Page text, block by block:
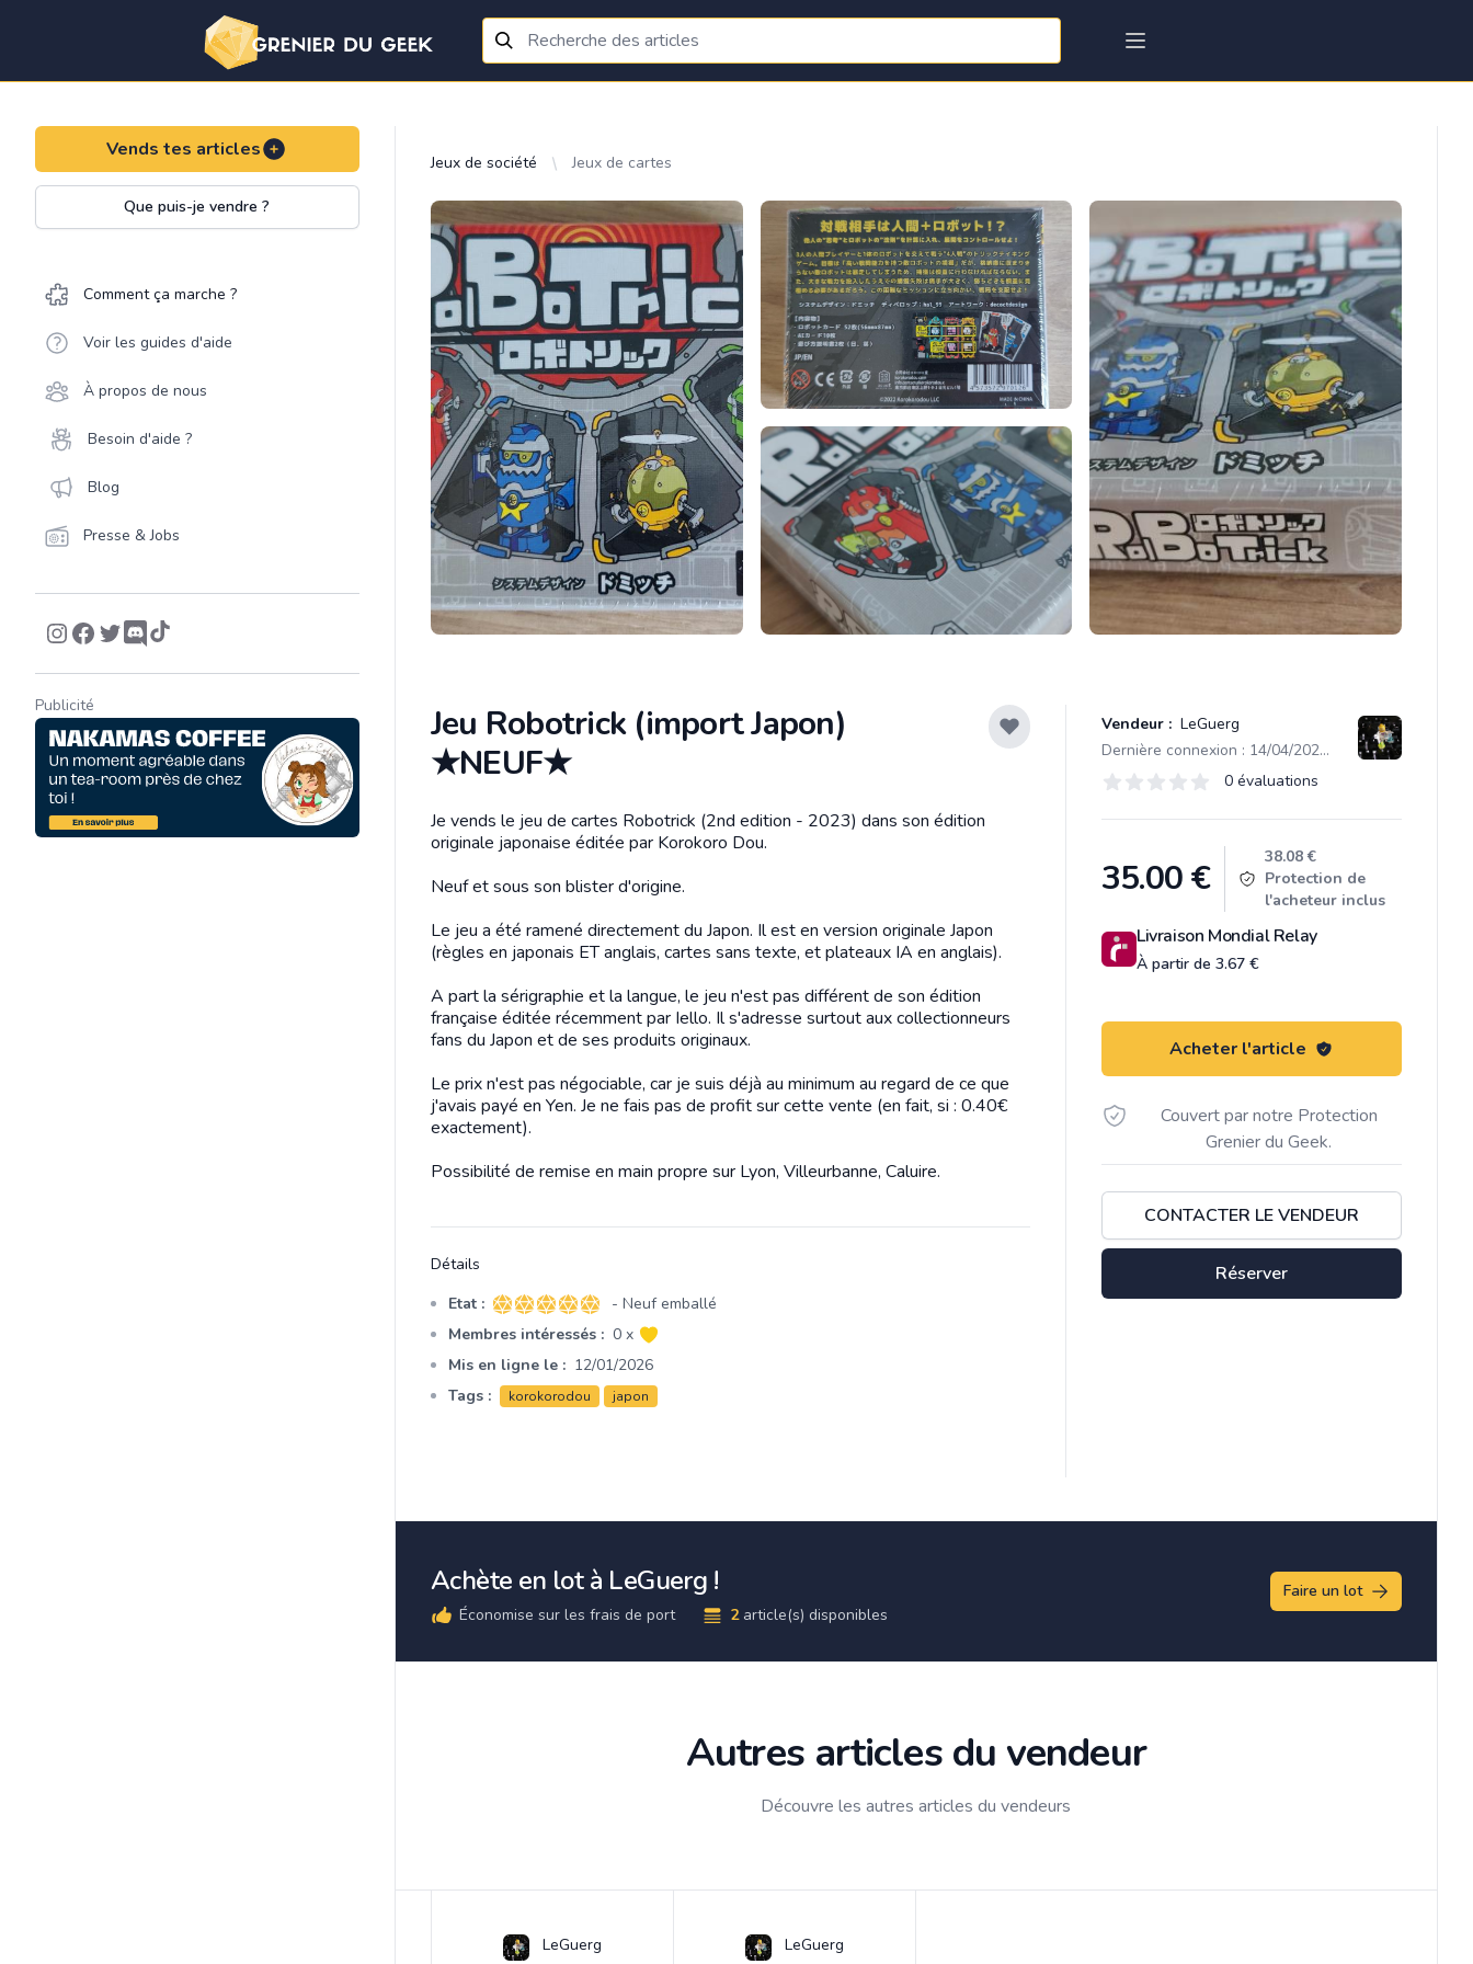
Vends tes articles
Que puis-je vendre ?
Comment ça marche ?
Voir les guides d'aide
À propos de nous
Besoin d'aide ?
Blog
Presse & Jobs
Publicité
Jeux de société Jeux de cartes
Jeu Robotrick (import Japon)
★NEUF★
Vendeur : LeGuerg
Dernière connexion : 14/04/2026 13:32
Évaluations
0 sur 5 étoiles 0 évaluations
35.00€
38.08 €
Protection de
l'acheteur inclus
Livraison Mondial Relay
À partir de 3.67 €
Acheter l'article
Couvert par notre Protection
Grenier du Geek.
CONTACTER LE VENDEUR
Réserver
Description
Je vends le jeu de cartes Robotrick (2nd edition - 2023) dans son édition
originale japonaise éditée par Korokoro Dou.
Neuf et sous son blister d'origine.
Le jeu a été ramené directement du Japon. Il est en version originale Japon
(règles en japonais ET anglais, cartes sans texte, et plateaux IA en anglais).
A part la sérigraphie et la langue, le jeu n'est pas différent de son édition
française éditée récemment par Iello. Il s'adresse surtout aux collectionneurs
fans du Japon et de ses produits originaux.
Le prix n'est pas négociable, car je suis déjà au minimum au regard de ce que
j'avais payé en Yen. Je ne fais pas de profit sur cette vente (en fait, si : 0.40€
exactement).
Possibilité de remise en main propre sur Lyon, Villeurbanne, Caluire.
Détails
Etat : 5 sur 5 étoiles
- Neuf emballé
Membres intéressés : 0 x
Mis en ligne le : 12/01/2026
Tags :
korokorodou japon
Achète en lot à LeGuerg !
Économise sur les frais de port 2 article(s) disponibles
Faire un lot
Autres articles du vendeur
Découvre les autres articles du vendeurs
LeGuerg LeGuerg